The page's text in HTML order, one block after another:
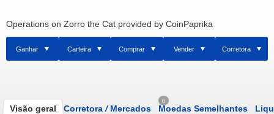
Operations on Zorro the Cat provided by CoinPaprika
Ganhar Carteira Comprar Vender Corretora
Visão geral Corretora /Mercados
0
Moedas Semelhantes